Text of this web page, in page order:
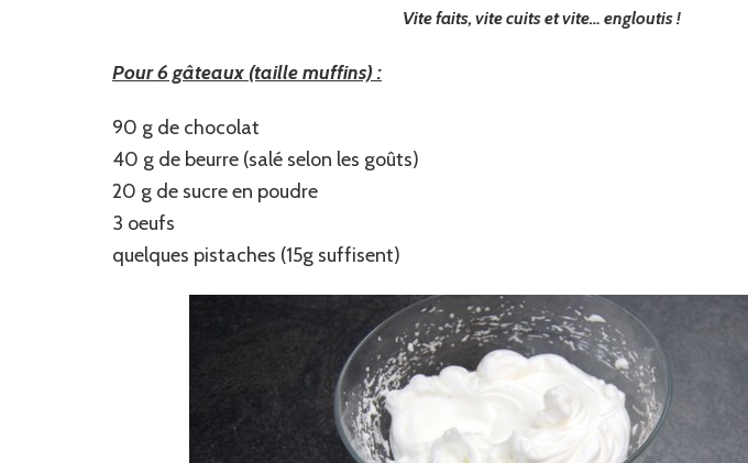
Vite faits, vite cuits et vite… engloutis !
Pour 6 gâteaux (taille muffins) :
90 g de chocolat
40 g de beurre (salé selon les goûts)
20 g de sucre en poudre
3 oeufs
quelques pistaches (15g suffisent)